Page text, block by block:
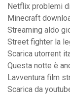
Netflix problemi
Minecraft
Streaming aldo
Street fighter la
Scarica utorrent
Questa notte è
Lavventura film
Scarica da